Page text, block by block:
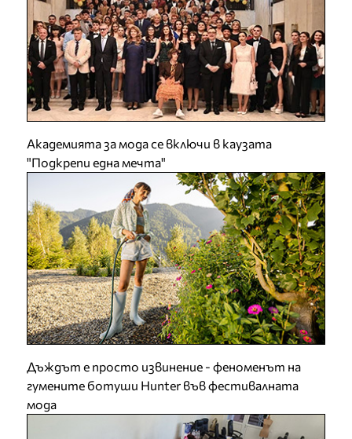
Академията за мода се включи в каузата
"Подкрепи една мечта"
Дъждът е просто извинение - феноменът на
гумените ботуши Hunter във фестивалната
мода